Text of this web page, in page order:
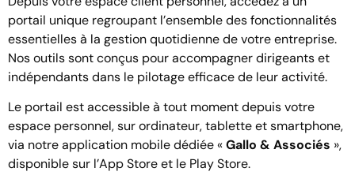
portail unique regroupant l’ensemble des fonctionnalités
essentielles à la gestion quotidienne de votre entreprise.
Nos outils sont conçus pour accompagner dirigeants et
indépendants dans le pilotage efficace de leur activité.
Le portail est accessible à tout moment depuis votre
espace personnel, sur ordinateur, tablette et smartphone,
via notre application mobile dédiée «Gallo & Associés »,
disponible sur l’App Store et le Play Store.